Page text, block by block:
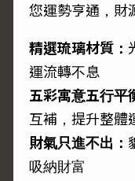
您運勢亨通，財
精選琉璃材質：
運流轉不息
五彩寓意五行平
互補，提升整體
財氣只進不出：
吸納財富